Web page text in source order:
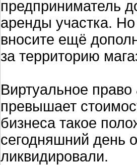
предприниматель
аренды участка.
вносите ещё
за территорию
Виртуальное
превышает
бизнеса такое
сегодняшний день
ликвидировали.